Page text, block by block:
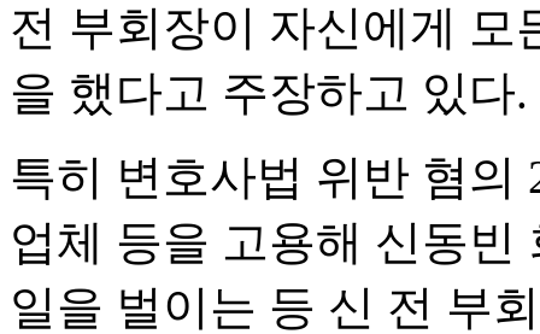
전 부회장이 자신에게 모
을 했다고 주장하고 있다.
특히 변호사법 위반 혐의
업체 등을 고용해 신동빈
일을 벌이는 등 신 전 부